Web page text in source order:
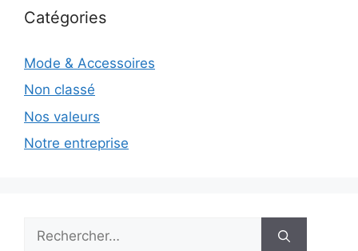
Catégories
Mode & Accessoires
Non classé
Nos valeurs
Notre entreprise
Rechercher :